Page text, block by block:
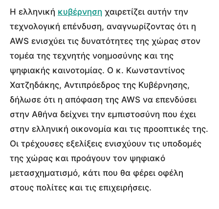
Η ελληνική κυβέρνηση χαιρετίζει αυτήν την
τεχνολογική επένδυση, αναγνωρίζοντας ότι η
AWS ενισχύει τις δυνατότητες της χώρας στον
τομέα της τεχνητής νοημοσύνης και της
ψηφιακής καινοτομίας. Ο κ. Κωνσταντίνος
Χατζηδάκης, Αντιπρόεδρος της Κυβέρνησης,
δήλωσε ότι η απόφαση της AWS να επενδύσει
στην Αθήνα δείχνει την εμπιστοσύνη που έχει
στην ελληνική οικονομία και τις προοπτικές της.
Οι τρέχουσες εξελίξεις ενισχύουν τις υποδομές
της χώρας και προάγουν τον ψηφιακό
μετασχηματισμό, κάτι που θα φέρει οφέλη
στους πολίτες και τις επιχειρήσεις.